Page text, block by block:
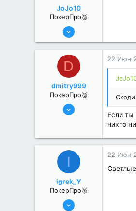
JoJo10
ПокерПро🥈
13 Июн 2022
3
D
dmitry999
ПокерПро🥈
8 Июн 2022
22 Июн
Если ты
никто
I
igrek_Y
ПокерПро🥈
6 Июн 2022
22 Июн